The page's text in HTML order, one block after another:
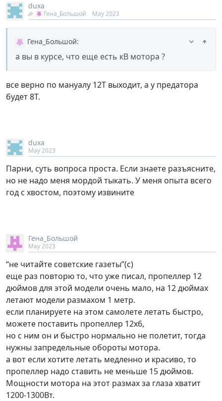
duxa
Гена_Большой May 2023
Гена_Большой:
а вы в курсе, что еще есть кВ мотора ?
все верно по мануалу 12Т выходит, а у предатора
будет 8Т.
duxa
May 2023
Парни, суть вопроса проста. Если знаете разъясните,
но не надо меня мордой тыкать. У меня опыта всего
год с хвостом, поэтому извините
Гена_Большой
May 2023
“не читайте советские газеты”(с)
еще раз повторю то, что уже писал, пропеллер 12
дюймов для этой модели очень мало, на 12 дюймах
летают модели размахом 1 метр.
если планируете на этом самолете летать быстро,
можете поставить пропеллер 12х6,
но с ним он и быстро нормально не полетит, тогда
нужны запредельные обороты мотора.
а вот если хотите летать медленно и красиво, то
пропеллер надо ставить не меньше 15 дюймов.
Мощности мотора на этот размах за глаза хватит
1200-1300Вт.